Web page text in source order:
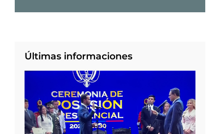
Últimas informaciones